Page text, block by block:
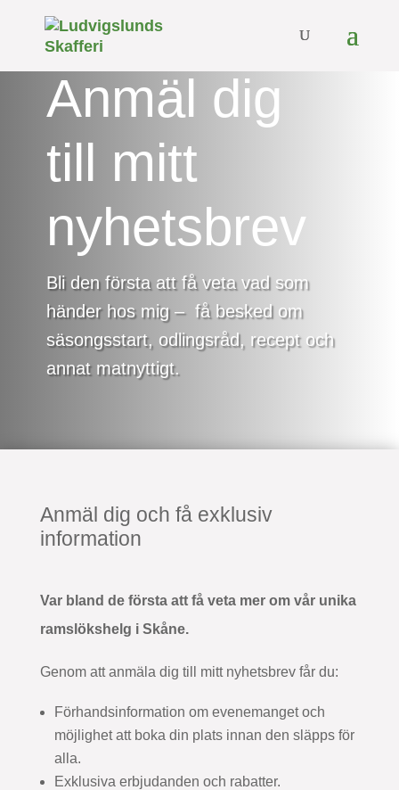
Anmäl dig
till mitt
nyhetsbrev
Bli den första att få veta vad som
händer hos mig – få besked om
säsongsstart, odlingsråd, recept och
annat matnyttigt.
Anmäl dig och få exklusiv
information
Var bland de första att få veta mer om vår unika
ramslökshelg i Skåne.
Genom att anmäla dig till mitt nyhetsbrev får du:
Förhandsinformation om evenemanget och
möjlighet att boka din plats innan den släpps för
alla.
Exklusiva erbjudanden och rabatter.